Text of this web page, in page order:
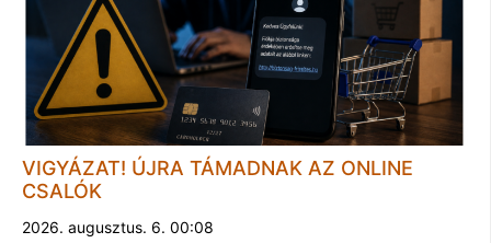
VIGYÁZAT! ÚJRA TÁMADNAK AZ ONLINE
CSALÓK
2026. augusztus. 6. 00:08